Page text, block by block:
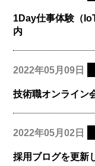
1Day仕事体験（
内
2022年05月09日
技術職オンライン
2022年05月02日
採用ブログを更新